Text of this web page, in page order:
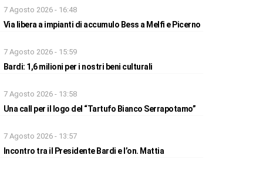
7 Agosto 2026 - 16:48
Via libera a impianti di accumulo Bess a Melfi e Picerno
7 Agosto 2026 - 15:59
Bardi: 1,6 milioni per i nostri beni culturali
7 Agosto 2026 - 13:58
Una call per il logo del “Tartufo Bianco Serrapotamo”
7 Agosto 2026 - 13:57
Incontro tra il Presidente Bardi e l’on. Mattia